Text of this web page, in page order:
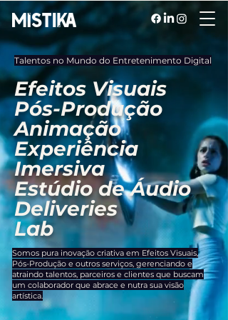
Somos pura inovação criativa em Efeitos Visuais,
Pós-Produção e outros serviços, gerenciando e
atraindo talentos, parceiros e clientes que buscam
um colaborador que abrace e nutra sua visão
artística.
Talentos no Mundo do Entretenimento Digital
Efeitos Visuais
Pós-Produção
Animação
Experiência
Imersiva
Estúdio de Áudio
Deliveries
Lab